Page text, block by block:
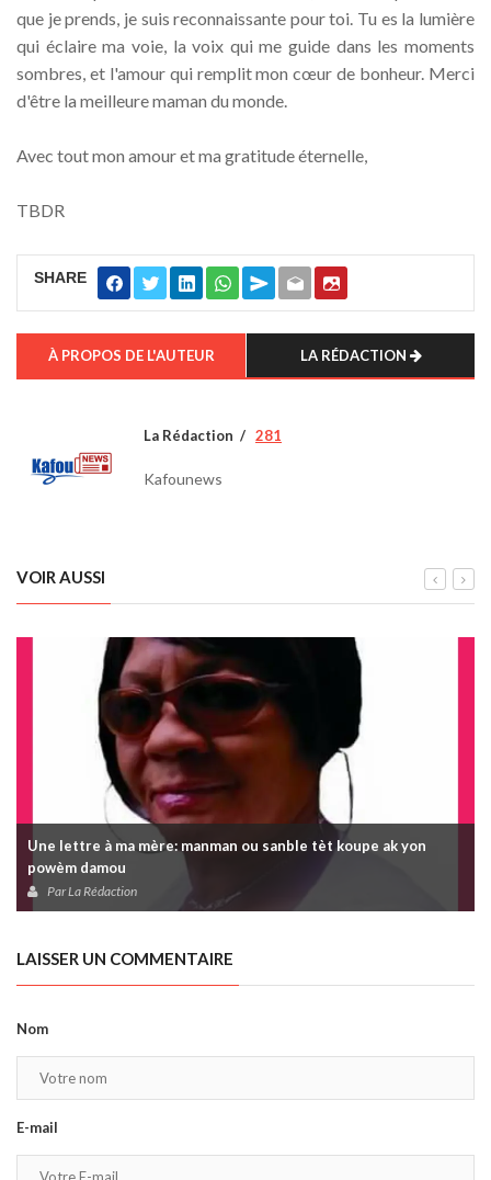
que je prends, je suis reconnaissante pour toi. Tu es la lumière
qui éclaire ma voie, la voix qui me guide dans les moments
sombres, et l'amour qui remplit mon cœur de bonheur. Merci
d'être la meilleure maman du monde.
Avec tout mon amour et ma gratitude éternelle,
TBDR
SHARE
À PROPOS DE L'AUTEUR LA RÉDACTION
La Rédaction 281
Kafounews
VOIR AUSSI
Une lettre à ma mère: manman ou sanble tèt koupe ak yon
powèm damou
Par La Rédaction
LAISSER UN COMMENTAIRE
Nom
E-mail